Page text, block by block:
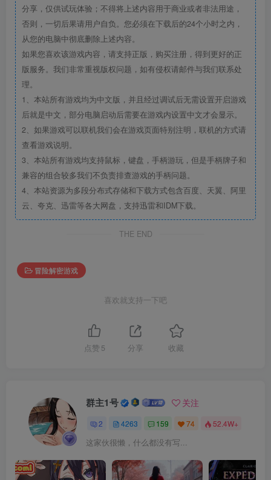
分享，仅供试玩体验；不得将上述内容用于商业或者非法用途，
否则，一切后果请用户自负。您必须在下载后的24个小时之内，
从您的电脑中彻底删除上述内容。
如果您喜欢该游戏内容，请支持正版，购买注册，得到更好的正
版服务。我们非常重视版权问题，如有侵权请邮件与我们联系处
理。
1、本站所有游戏均为中文版，并且经过调试后无需设置开启游戏
后就是中文，部分电脑启动后需要在游戏内设置中文才会显示。
2、如果游戏可以联机我们会在游戏页面特别注明，联机的方式请
查看游戏说明。
3、本站所有游戏均支持鼠标，键盘，手柄游玩，但是手柄牌子和
兼容的组合较多我们不负责排查游戏的手柄问题。
4、本站资源为多段分布式存储和下载方式包含百度、天翼、阿里
云、夸克、迅雷等各大网盘，支持迅雷和IDM下载。
THE END
冒险解密游戏
喜欢就支持一下吧
点赞 5 分享 收藏
群主1号 关注
2 4263 159 74 52.4W+
这家伙很懒，什么都没有写...